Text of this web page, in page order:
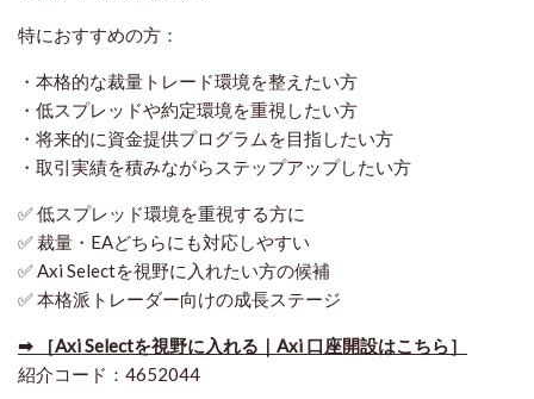
特におすすめの方：
・本格的な裁量トレード環境を整えたい方
・低スプレッドや約定環境を重視したい方
・将来的に資金提供プログラムを目指したい方
・取引実績を積みながらステップアップしたい方
✅ 低スプレッド環境を重視する方に
✅ 裁量・EAどちらにも対応しやすい
✅ Axi Selectを視野に入れたい方の候補
✅ 本格派トレーダー向けの成長ステージ
➡ ［Axi Selectを視野に入れる｜Axi 口座開設はこちら］
紹介コード：4652044